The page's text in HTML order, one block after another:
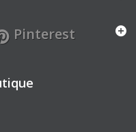
Pinterest